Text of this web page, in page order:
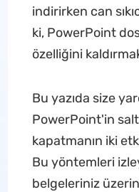
indirirken can
ki, PowerPoint
özelliğini
Bu yazıda size
PowerPoint'in
kapatmanın iki
Bu yöntemleri
belgeleriniz